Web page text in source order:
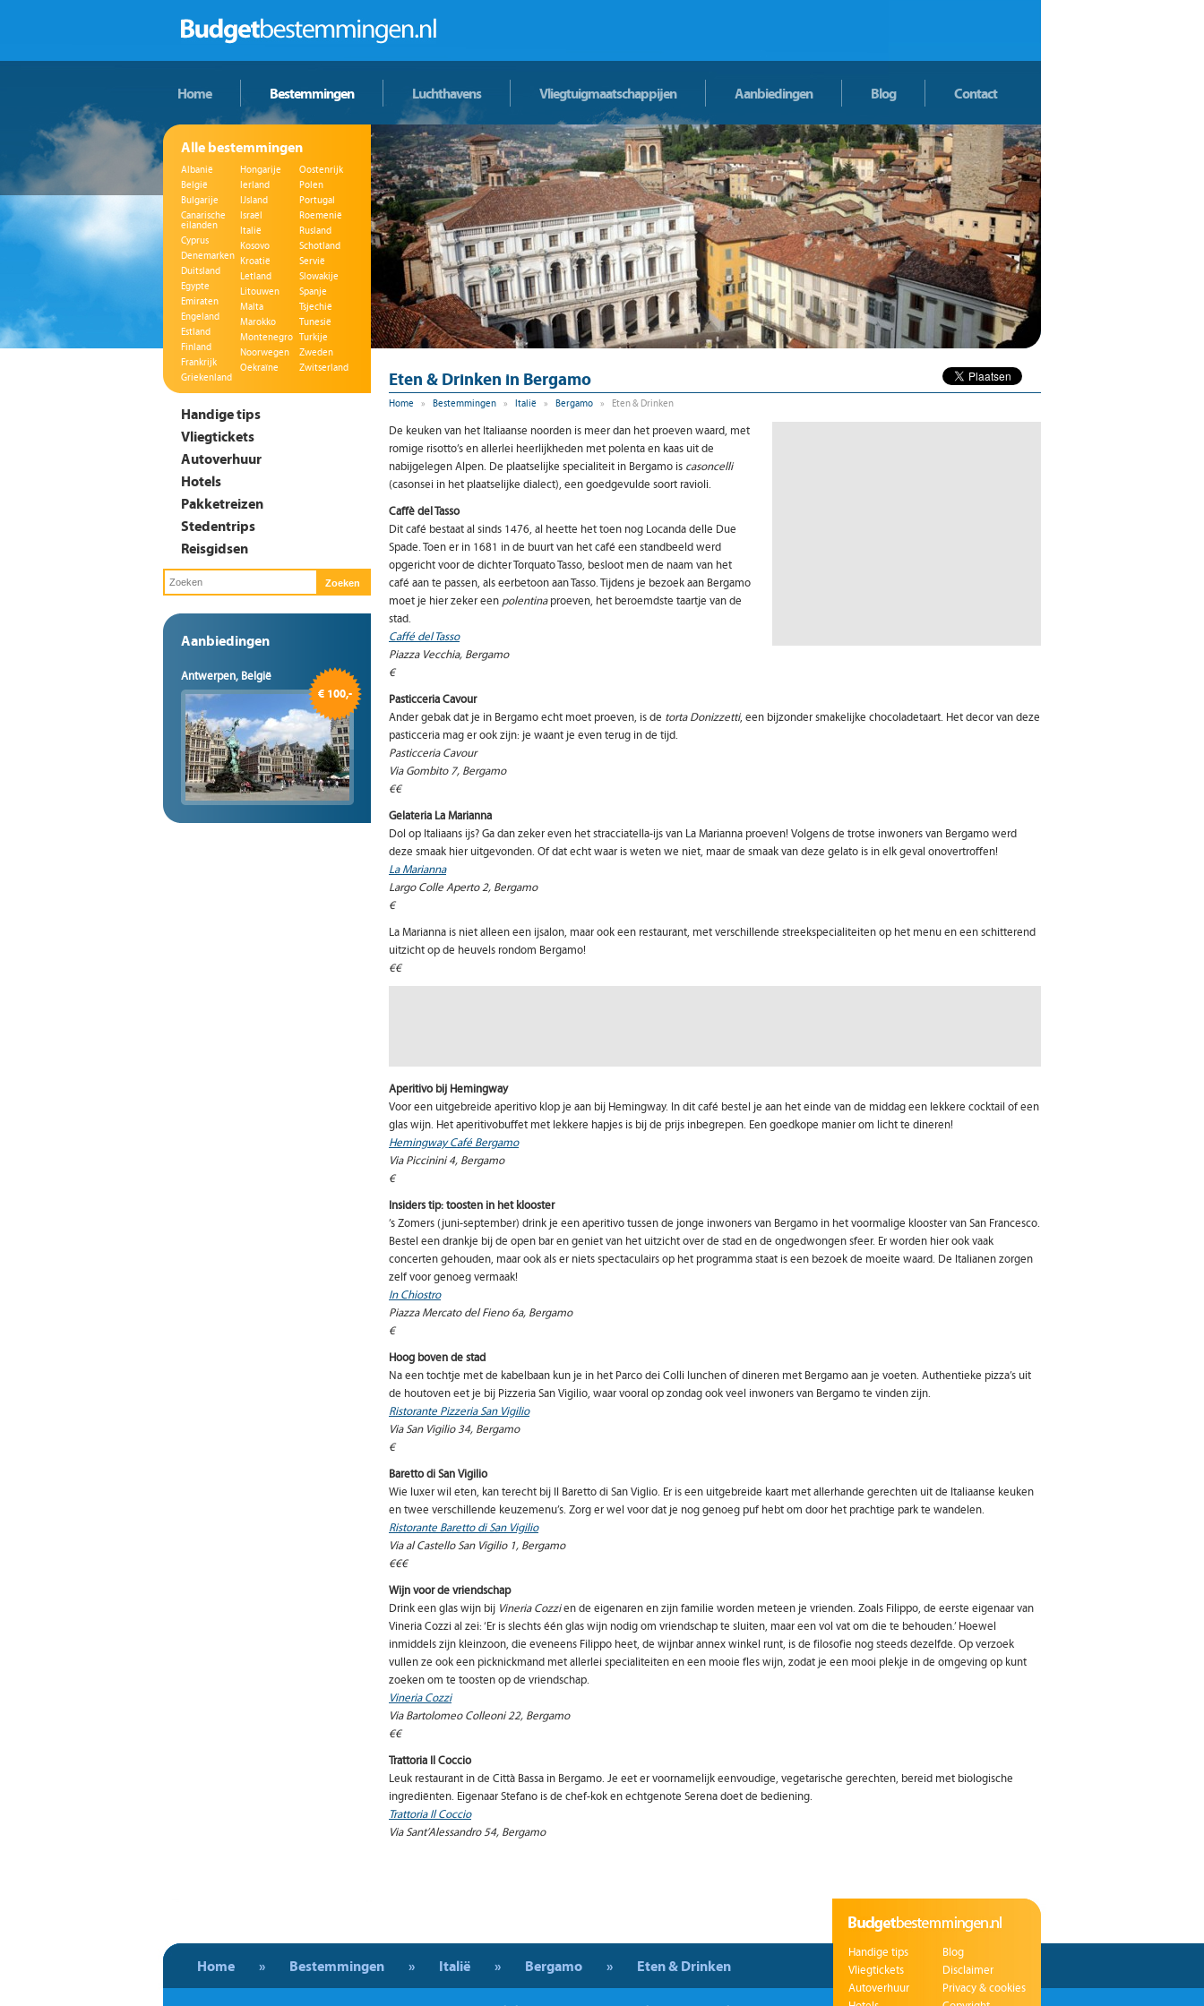
Home Bestemmingen Luchthavens Vliegtuigmaatschappijen Aanbiedingen Blog Contact
Alle bestemmingen
Albanië
België
Bulgarije
Canarische
eilanden
Cyprus
Denemarken
Duitsland
Egypte
Emiraten
Engeland
Estland
Finland
Frankrijk
Griekenland
Hongarije
Ierland
IJsland
Israël
Italië
Kosovo
Kroatië
Letland
Litouwen
Malta
Marokko
Montenegro
Noorwegen
Oekraïne
Oostenrijk
Polen
Portugal
Roemenië
Rusland
Schotland
Servië
Slowakije
Spanje
Tsjechië
Tunesië
Turkije
Zweden
Zwitserland
Handige tips
Vliegtickets
Autoverhuur
Hotels
Pakketreizen
Stedentrips
Reisgidsen
Aanbiedingen
Antwerpen, België
€ 100,-
Eten & Drinken in Bergamo
Home » Bestemmingen » Italië » Bergamo » Eten & Drinken
De keuken van het Italiaanse noorden is meer dan het proeven waard, met
romige risotto’s en allerlei heerlijkheden met polenta en kaas uit de
nabijgelegen Alpen. De plaatselijke specialiteit in Bergamo is casoncelli
(casonsei in het plaatselijke dialect), een goedgevulde soort ravioli.
Caffè del Tasso
Dit café bestaat al sinds 1476, al heette het toen nog Locanda delle Due
Spade. Toen er in 1681 in de buurt van het café een standbeeld werd
opgericht voor de dichter Torquato Tasso, besloot men de naam van het
café aan te passen, als eerbetoon aan Tasso. Tijdens je bezoek aan Bergamo
moet je hier zeker een polentinaproeven, het beroemdste taartje van de
stad.
Caffé del Tasso
Piazza Vecchia, Bergamo
€
Pasticceria Cavour
Ander gebak dat je in Bergamo echt moet proeven, is de torta Donizzetti, een bijzonder smakelijke chocoladetaart. Het decor van deze
pasticceria mag er ook zijn: je waant je even terug in de tijd.
Pasticceria Cavour
Via Gombito 7, Bergamo
€€
Gelateria La Marianna
Dol op Italiaans ijs? Ga dan zeker even het stracciatella-ijs van La Marianna proeven! Volgens de trotse inwoners van Bergamo werd
deze smaak hier uitgevonden. Of dat echt waar is weten we niet, maar de smaak van deze gelato is in elk geval onovertroffen!
La Marianna
Largo Colle Aperto 2, Bergamo
€
La Marianna is niet alleen een ijsalon, maar ook een restaurant, met verschillende streekspecialiteiten op het menu en een schitterend
uitzicht op de heuvels rondom Bergamo!
€€
Aperitivo bij Hemingway
Voor een uitgebreide aperitivo klop je aan bij Hemingway. In dit café bestel je aan het einde van de middag een lekkere cocktail of een
glas wijn. Het aperitivobuffet met lekkere hapjes is bij de prijs inbegrepen. Een goedkope manier om licht te dineren!
Hemingway Café Bergamo
Via Piccinini 4, Bergamo
€
Insiders tip: toosten in het klooster
’s Zomers (juni-september) drink je een aperitivo tussen de jonge inwoners van Bergamo in het voormalige klooster van San Francesco.
Bestel een drankje bij de open bar en geniet van het uitzicht over de stad en de ongedwongen sfeer. Er worden hier ook vaak
concerten gehouden, maar ook als er niets spectaculairs op het programma staat is een bezoek de moeite waard. De Italianen zorgen
zelf voor genoeg vermaak!
In Chiostro
Piazza Mercato del Fieno 6a, Bergamo
€
Hoog boven de stad
Na een tochtje met de kabelbaan kun je in het Parco dei Colli lunchen of dineren met Bergamo aan je voeten. Authentieke pizza’s uit
de houtoven eet je bij Pizzeria San Vigilio, waar vooral op zondag ook veel inwoners van Bergamo te vinden zijn.
Ristorante Pizzeria San Vigilio
Via San Vigilio 34, Bergamo
€
Baretto di San Vigilio
Wie luxer wil eten, kan terecht bij Il Baretto di San Viglio. Er is een uitgebreide kaart met allerhande gerechten uit de Italiaanse keuken
en twee verschillende keuzemenu’s. Zorg er wel voor dat je nog genoeg puf hebt om door het prachtige park te wandelen.
Ristorante Baretto di San Vigilio
Via al Castello San Vigilio 1, Bergamo
€€€
Wijn voor de vriendschap
Drink een glas wijn bij Vineria Cozzien de eigenaren en zijn familie worden meteen je vrienden. Zoals Filippo, de eerste eigenaar van
Vineria Cozzi al zei: ‘Er is slechts één glas wijn nodig om vriendschap te sluiten, maar een vol vat om die te behouden.’ Hoewel
inmiddels zijn kleinzoon, die eveneens Filippo heet, de wijnbar annex winkel runt, is de filosofie nog steeds dezelfde. Op verzoek
vullen ze ook een picknickmand met allerlei specialiteiten en een mooie fles wijn, zodat je een mooi plekje in de omgeving op kunt
zoeken om te toosten op de vriendschap.
Vineria Cozzi
Via Bartolomeo Colleoni 22, Bergamo
€€
Trattoria Il Coccio
Leuk restaurant in de Città Bassa in Bergamo. Je eet er voornamelijk eenvoudige, vegetarische gerechten, bereid met biologische
ingrediënten. Eigenaar Stefano is de chef-kok en echtgenote Serena doet de bediening.
Trattoria Il Coccio
Via Sant’Alessandro 54, Bergamo
Home » Bestemmingen » Italië » Bergamo » Eten & Drinken
Handige tips
Vliegtickets
Autoverhuur
Blog
Disclaimer
Privacy & cookies